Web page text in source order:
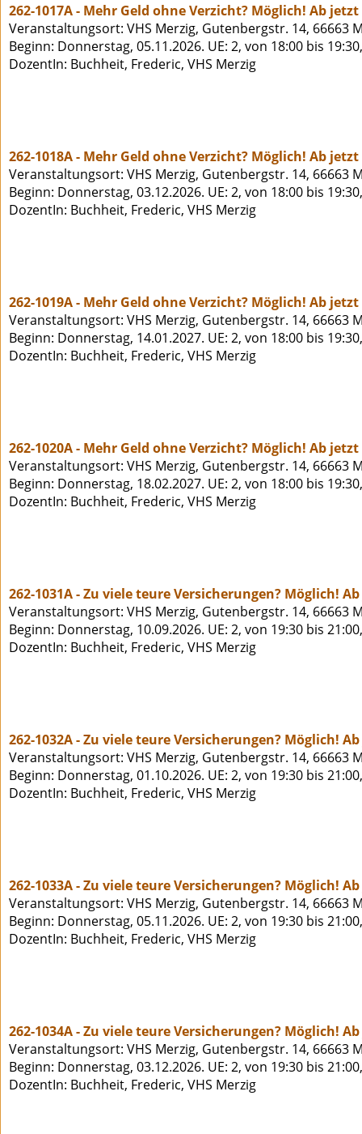
262-1017A - Mehr Geld ohne Verzicht? Möglich! Ab
Veranstaltungsort: VHS Merzig, Gutenbergstr. 14, 66663
Beginn: Donnerstag, 05.11.2026. UE: 2, von 18:00 bis
DozentIn: Buchheit, Frederic, VHS Merzig
262-1018A - Mehr Geld ohne Verzicht? Möglich! Ab
Veranstaltungsort: VHS Merzig, Gutenbergstr. 14, 66663
Beginn: Donnerstag, 03.12.2026. UE: 2, von 18:00 bis
DozentIn: Buchheit, Frederic, VHS Merzig
262-1019A - Mehr Geld ohne Verzicht? Möglich! Ab
Veranstaltungsort: VHS Merzig, Gutenbergstr. 14, 66663
Beginn: Donnerstag, 14.01.2027. UE: 2, von 18:00 bis
DozentIn: Buchheit, Frederic, VHS Merzig
262-1020A - Mehr Geld ohne Verzicht? Möglich! Ab
Veranstaltungsort: VHS Merzig, Gutenbergstr. 14, 66663
Beginn: Donnerstag, 18.02.2027. UE: 2, von 18:00 bis
DozentIn: Buchheit, Frederic, VHS Merzig
262-1031A - Zu viele teure Versicherungen? Möglich!
Veranstaltungsort: VHS Merzig, Gutenbergstr. 14, 66663
Beginn: Donnerstag, 10.09.2026. UE: 2, von 19:30 bis
DozentIn: Buchheit, Frederic, VHS Merzig
262-1032A - Zu viele teure Versicherungen? Möglich!
Veranstaltungsort: VHS Merzig, Gutenbergstr. 14, 66663
Beginn: Donnerstag, 01.10.2026. UE: 2, von 19:30 bis
DozentIn: Buchheit, Frederic, VHS Merzig
262-1033A - Zu viele teure Versicherungen? Möglich!
Veranstaltungsort: VHS Merzig, Gutenbergstr. 14, 66663
Beginn: Donnerstag, 05.11.2026. UE: 2, von 19:30 bis
DozentIn: Buchheit, Frederic, VHS Merzig
262-1034A - Zu viele teure Versicherungen? Möglich!
Veranstaltungsort: VHS Merzig, Gutenbergstr. 14, 66663
Beginn: Donnerstag, 03.12.2026. UE: 2, von 19:30 bis
DozentIn: Buchheit, Frederic, VHS Merzig